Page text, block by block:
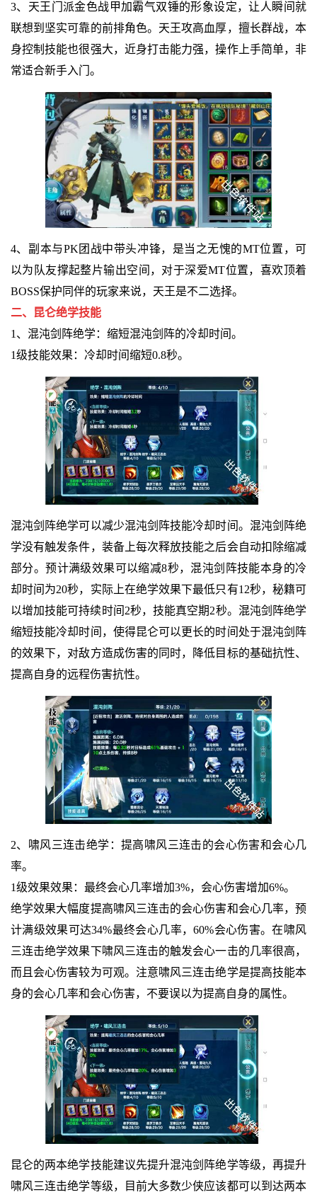
3、天王门派金色战甲加霸气双锤的形象设定，让人瞬间就
联想到坚实可靠的前排角色。天王攻高血厚，擅长群战，本
身控制技能也很强大，近身打击能力强，操作上手简单，非
常适合新手入门。
4、副本与PK团战中带头冲锋，是当之无愧的MT位置，可
以为队友撑起整片输出空间，对于深爱MT位置，喜欢顶着
BOSS保护同伴的玩家来说，天王是不二选择。
二、昆仑绝学技能
1、混沌剑阵绝学：缩短混沌剑阵的冷却时间。
1级技能效果：冷却时间缩短0.8秒。
混沌剑阵绝学可以减少混沌剑阵技能冷却时间。混沌剑阵绝
学没有触发条件，装备上每次释放技能之后会自动扣除缩减
部分。预计满级效果可以缩减8秒，混沌剑阵技能本身的冷
却时间为20秒，实际上在绝学效果下最低只有12秒，秘籍可
以增加技能可持续时间2秒，技能真空期2秒。混沌剑阵绝学
缩短技能冷却时间，使得昆仑可以更长的时间处于混沌剑阵
的效果下，对敌方造成伤害的同时，降低目标的基础抗性、
提高自身的远程伤害抗性。
2、啸风三连击绝学：提高啸风三连击的会心伤害和会心几
率。
1级效果效果：最终会心几率增加3%，会心伤害增加6%。
绝学效果大幅度提高啸风三连击的会心伤害和会心几率，预
计满级效果可达34%最终会心几率，60%会心伤害。在啸风
三连击绝学效果下啸风三连击的触发会心一击的几率很高，
而且会心伤害较为可观。注意啸风三连击绝学是提高技能本
身的会心几率和会心伤害，不要误以为提高自身的属性。
昆仑的两本绝学技能建议先提升混沌剑阵绝学等级，再提升
啸风三连击绝学等级，目前大多数少侠应该都可以到达两本